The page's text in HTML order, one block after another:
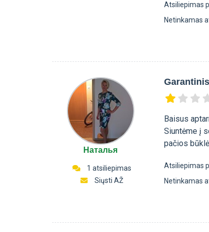
Atsiliepimas
Netinkamas
Наталья
1 atsiliepimas
Siųsti AŽ
Baisus
Siuntėme į
pačios
Atsiliepimas
Netinkamas